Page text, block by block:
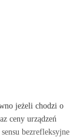
jeżeli chodzi o
ceny urządzeń
bezrefleksyjne